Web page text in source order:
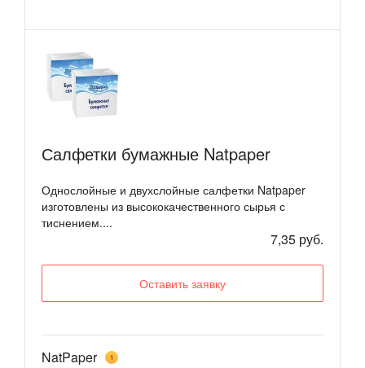
Салфетки бумажные Natpaper
Однослойные и двухслойные салфетки Natpaper
изготовлены из высококачественного сырья с
тиснением....
7,35 руб.
Оставить заявку
NatPaper 1